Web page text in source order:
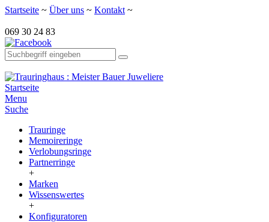
Startseite ~ Über uns ~ Kontakt ~
069 30 24 83
Startseite
Menu
Suche
Trauringe
Memoireringe
Verlobungsringe
Partnerringe
+
Marken
Wissenswertes
+
Konfiguratoren